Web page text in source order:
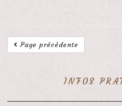
Page précédente
INFOS